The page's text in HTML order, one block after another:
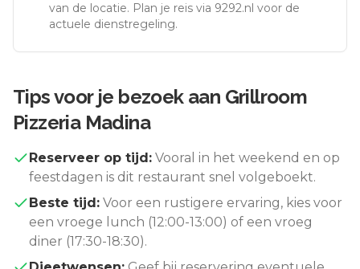
van de locatie. Plan je reis via 9292.nl voor de
actuele dienstregeling.
Tips voor je bezoek aan Grillroom
Pizzeria Madina
Reserveer op tijd: Vooral in het weekend en op
feestdagen is dit restaurant snel volgeboekt.
Beste tijd: Voor een rustigere ervaring, kies voor
een vroege lunch (12:00-13:00) of een vroeg
diner (17:30-18:30).